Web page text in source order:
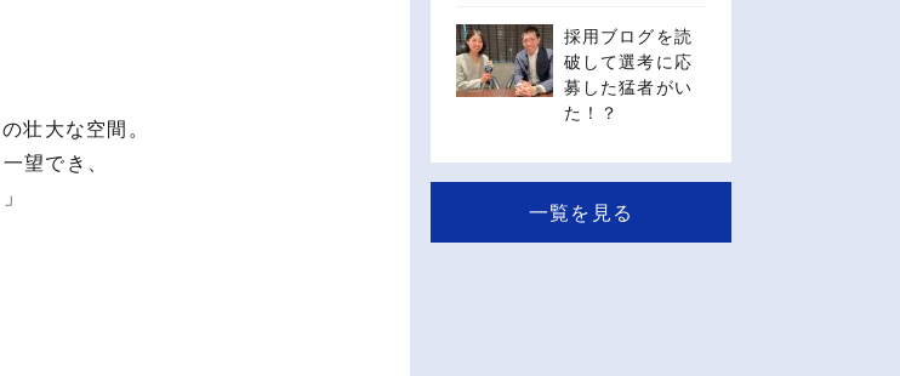
壮大な空間。
望でき、
採用ブログを読
破して選考に応
募した猛者がい
た！？
一覧を見る